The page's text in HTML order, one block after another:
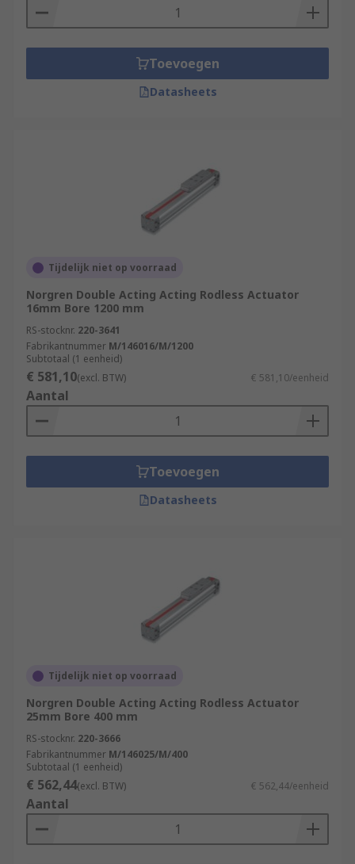
Toevoegen
Datasheets
Tijdelijk niet op voorraad
Norgren Double Acting Acting Rodless Actuator
16mm Bore 1200 mm
RS-stocknr. 220-3641
Fabrikantnummer M/146016/M/1200
Subtotaal (1 eenheid)
€ 581,10(excl. BTW) € 581,10/eenheid
Aantal
Toevoegen
Datasheets
Tijdelijk niet op voorraad
Norgren Double Acting Acting Rodless Actuator
25mm Bore 400 mm
RS-stocknr. 220-3666
Fabrikantnummer M/146025/M/400
Subtotaal (1 eenheid)
€ 562,44(excl. BTW) € 562,44/eenheid
Aantal